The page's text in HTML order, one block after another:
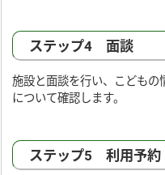
ステップ4 面談
施設と面談を行い、こどもの
について確認します。
ステップ5 利用予約